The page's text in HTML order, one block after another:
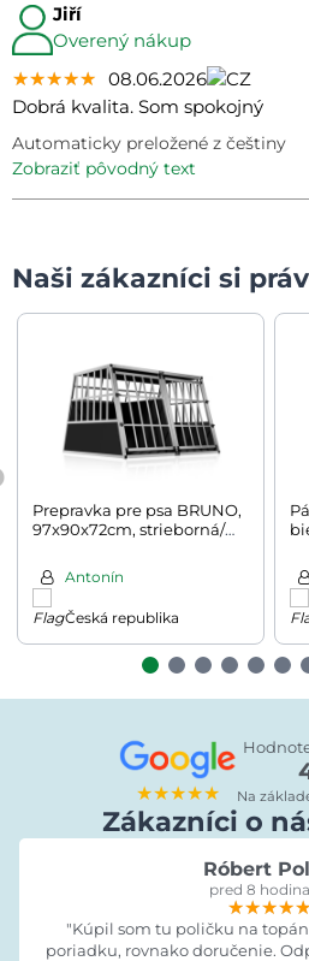
Jiří
Overený nákup
★★★★★
★★★★★
★★★★★ 08.06.2026
Dobrá kvalita. Som spokojný
Automaticky preložené z češtiny
zobraziť pôvodný text
Naši zákazníci si
Prepravka pre psa BRUNO,
97x90x72cm, strieborná/
Antonín
Česká republika
★★★★★ Na
Zákazníci o
Róbert
pred 8
★★★★★
★★★★★
★★★★★
"Kúpil som tu poličku na
poriadku, rovnako doručenie.